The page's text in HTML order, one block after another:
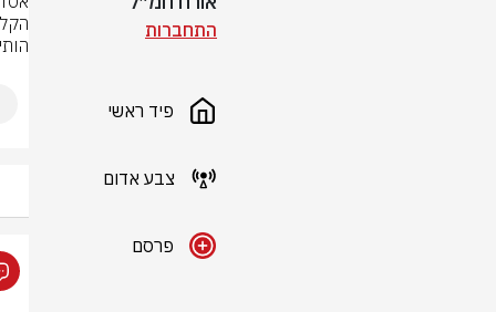
התחברות
פיד ראשי
צבע אדום
פרסם